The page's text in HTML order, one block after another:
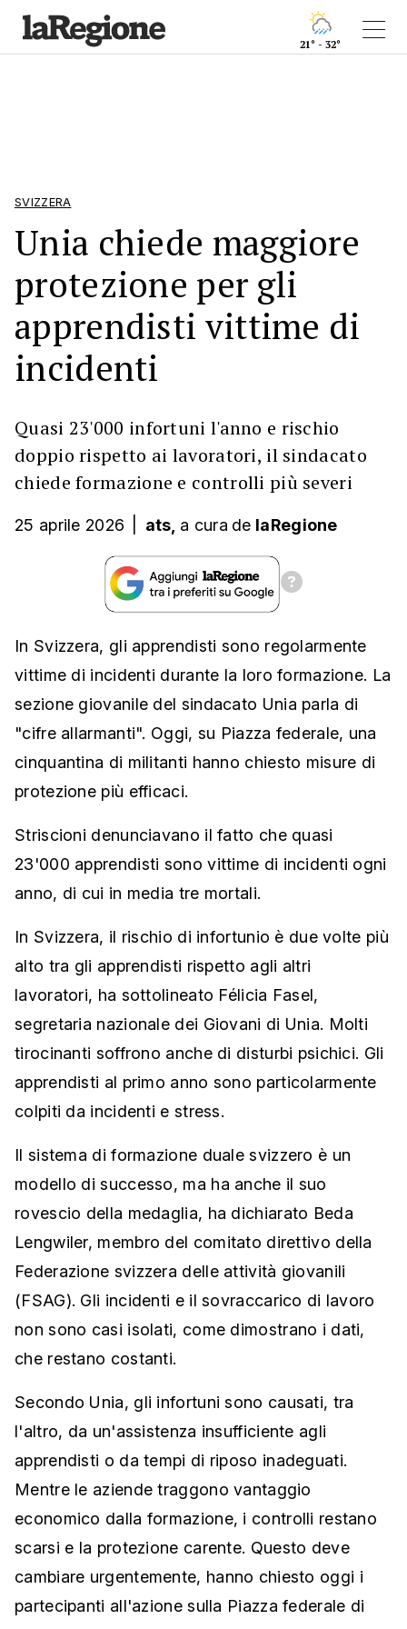
21° - 32°
SVIZZERA
Unia chiede maggiore
protezione per gli
apprendisti vittime di
incidenti
Quasi 23'000 infortuni l'anno e rischio
doppio rispetto ai lavoratori, il sindacato
chiede formazione e controlli più severi
25 aprile 2026 ats, a cura de laRegione
In Svizzera, gli apprendisti sono regolarmente
vittime di incidenti durante la loro formazione. La
sezione giovanile del sindacato Unia parla di
"cifre allarmanti". Oggi, su Piazza federale, una
cinquantina di militanti hanno chiesto misure di
protezione più efficaci.
Striscioni denunciavano il fatto che quasi
23'000 apprendisti sono vittime di incidenti ogni
anno, di cui in media tre mortali.
In Svizzera, il rischio di infortunio è due volte più
alto tra gli apprendisti rispetto agli altri
lavoratori, ha sottolineato Félicia Fasel,
segretaria nazionale dei Giovani di Unia. Molti
tirocinanti soffrono anche di disturbi psichici. Gli
apprendisti al primo anno sono particolarmente
colpiti da incidenti e stress.
Il sistema di formazione duale svizzero è un
modello di successo, ma ha anche il suo
rovescio della medaglia, ha dichiarato Beda
Lengwiler, membro del comitato direttivo della
Federazione svizzera delle attività giovanili
(FSAG). Gli incidenti e il sovraccarico di lavoro
non sono casi isolati, come dimostrano i dati,
che restano costanti.
Secondo Unia, gli infortuni sono causati, tra
l'altro, da un'assistenza insufficiente agli
apprendisti o da tempi di riposo inadeguati.
Mentre le aziende traggono vantaggio
economico dalla formazione, i controlli restano
scarsi e la protezione carente. Questo deve
cambiare urgentemente, hanno chiesto oggi i
partecipanti all'azione sulla Piazza federale di